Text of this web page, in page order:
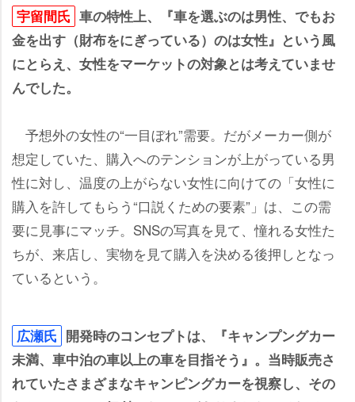
宇留間氏 車の特性上、『車を選ぶのは男性、でもお
金を出す（財布をにぎっている）のは女性』という風
にとらえ、女性をマーケットの対象とは考えていませ
んでした。
予想外の女性の“一目ぼれ”需要。だがメーカー側が
想定していた、購入へのテンションが上がっている男
性に対し、温度の上がらない女性に向けての「女性に
購入を許してもらう“口説くための要素”」は、この需
要に見事にマッチ。SNSの写真を見て、憧れる女性た
ちが、来店し、実物を見て購入を決める後押しとなっ
ているという。
広瀬氏 開発時のコンセプトは、『キャンプングカー
未満、車中泊の車以上の車を目指そう』。当時販売さ
れていたさまざまなキャンピングカーを視察し、その